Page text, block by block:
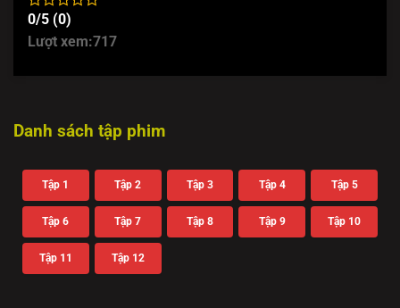
0/5 (0)
Lượt xem:717
Danh sách tập phim
Tập 1 Tập 2 Tập 3 Tập 4 Tập 5
Tập 6 Tập 7 Tập 8 Tập 9 Tập 10
Tập 11 Tập 12